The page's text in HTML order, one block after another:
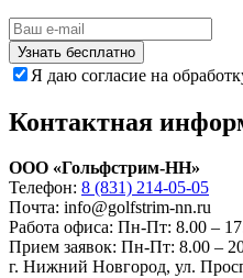
Узнать бесплатно
Я даю согласие на
Контактная
ООО «Гольфстрим-НН»
Телефон: 8 (831) 214-05-05
Почта: info@golfstrim-nn.ru
Работа офиса: Пн-Пт: 8.00 –
Прием заявок: Пн-Пт: 8.00 –
г. Нижний Новгород, ул.